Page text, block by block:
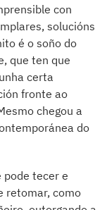
con
solucións
é o soño do
que ten que
certa
fronte ao
chegou a
do
pode tecer e
retomar, como